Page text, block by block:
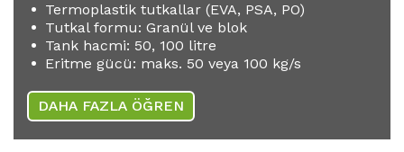
Termoplastik tutkallar (EVA, PSA, PO)
Tutkal formu: Granül ve blok
Tank hacmi: 50, 100 litre
Eritme gücü: maks. 50 veya 100 kg/s
DAHA FAZLA ÖĞREN